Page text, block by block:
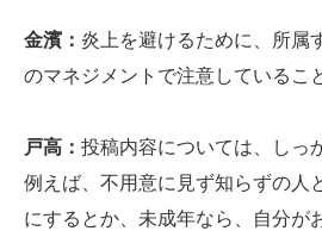
金濱： 炎上を避けるために、所属
のマネジメントで注意しているこ
戸高： 投稿内容については、しっ
例えば、不用意に見ず知らずの人
にするとか、未成年なら、自分が